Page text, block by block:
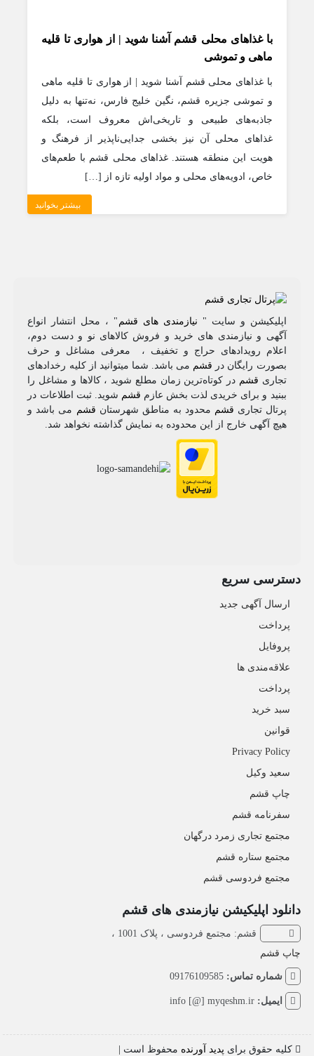
با غذاهای محلی قشم آشنا شوید | از هواری تا قلیه
ماهی و تموشی
با غذاهای محلی قشم آشنا شوید | از هواری تا قلیه ماهی
و تموشی جزیره قشم، نگین خلیج فارس، نه‌تنها به دلیل
جاذبه‌های طبیعی و تاریخی‌اش معروف است، بلکه
غذاهای محلی آن نیز بخشی جدایی‌ناپذیر از فرهنگ و
هویت این منطقه هستند. غذاهای محلی قشم با طعم‌های
خاص، ادویه‌های محلی و مواد اولیه تازه از […]
بیشتر بخوانید
اپلیکیشن و سایت " نیازمندی های قشم " ، محل انتشار انواع
آگهی و نیازمندی های خرید و فروش کالاهای نو و دست‌ دوم،
اعلام رویدادهای حراج و تخفیف ، معرفی مشاغل و حرف
بصورت رایگان در قشم می باشد. شما میتوانید از کلیه رخدادهای
تجاری قشم در کوتاه‌ترین زمان مطلع شوید ، کالاها و مشاغل را
ببنید و برای خریدی لذت بخش عازم قشم شوید. ثبت اطلاعات در
پرتال تجاری قشم محدود به مناطق شهرستان قشم می باشد و
هیچ آگهی خارج از این محدوده به نمایش گذاشته نخواهد شد.
دسترسی سریع
ارسال آگهی جدید
پرداخت
پروفایل
علاقه‌مندی ها
پرداخت
سبد خرید
قوانین
Privacy Policy
سعید وکیل
چاپ قشم
سفرنامه قشم
مجتمع تجاری زمرد درگهان
مجتمع ستاره قشم
مجتمع فردوسی قشم
دانلود اپلیکیشن نیازمندی های قشم
قشم: مجتمع فردوسی ، پلاک 1001 ،
چاپ قشم
شماره تماس:09176109585
ایمیل:info [@] myqeshm.ir
کلیه حقوق برای پدید آورنده محفوظ است |